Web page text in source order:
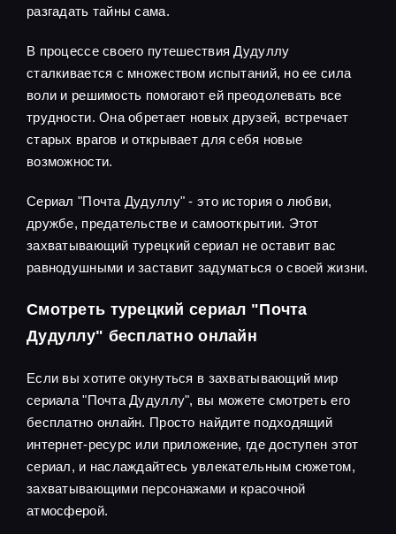
разгадать тайны сама.
В процессе своего путешествия Дудуллу
сталкивается с множеством испытаний, но ее сила
воли и решимость помогают ей преодолевать все
трудности. Она обретает новых друзей, встречает
старых врагов и открывает для себя новые
возможности.
Сериал "Почта Дудуллу" - это история о любви,
дружбе, предательстве и самооткрытии. Этот
захватывающий турецкий сериал не оставит вас
равнодушными и заставит задуматься о своей жизни.
Смотреть турецкий сериал "Почта
Дудуллу" бесплатно онлайн
Если вы хотите окунуться в захватывающий мир
сериала "Почта Дудуллу", вы можете смотреть его
бесплатно онлайн. Просто найдите подходящий
интернет-ресурс или приложение, где доступен этот
сериал, и наслаждайтесь увлекательным сюжетом,
захватывающими персонажами и красочной
атмосферой.